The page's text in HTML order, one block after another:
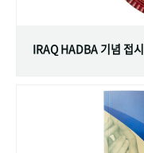
IRAQ HADBA 기념 접시